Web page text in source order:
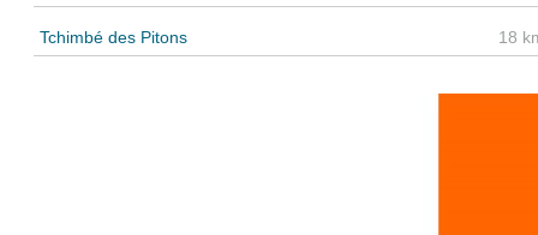
Tchimbé des Pitons 18